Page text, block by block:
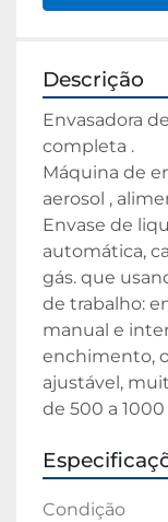
Descrição
Envasadora
completa .
Máquina de
aerosol ,
Envase de
automática,
gás. que
de trabalho:
manual e
enchimento,
ajustável,
de 500 a
Condição